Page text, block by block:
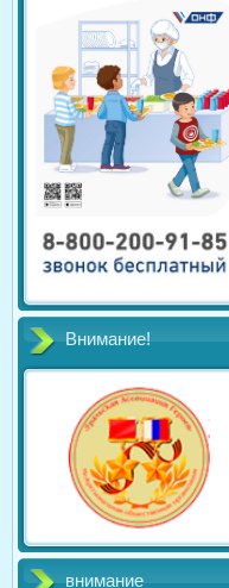
Внимание!
внимание